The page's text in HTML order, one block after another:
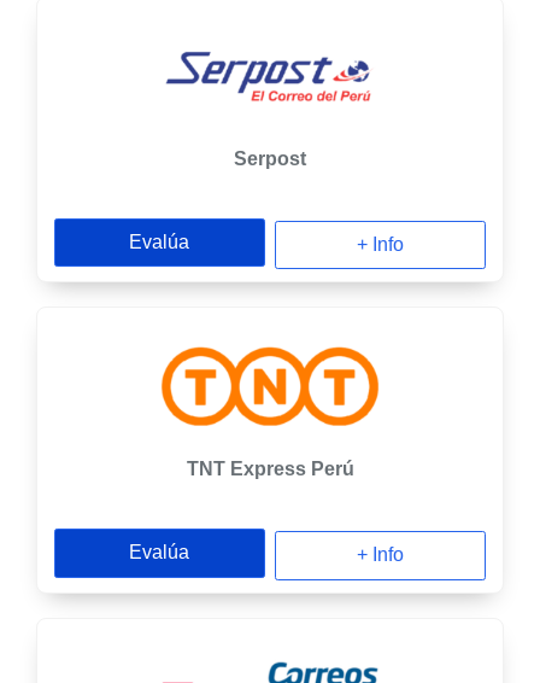
Serpost
Evalúa + Info
TNT Express Perú
Evalúa + Info